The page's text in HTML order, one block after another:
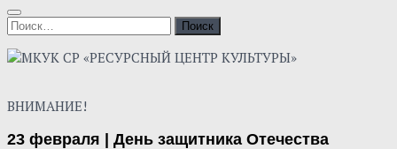
Найти:
ВНИМАНИЕ!
23 февраля | День защитника Отечества